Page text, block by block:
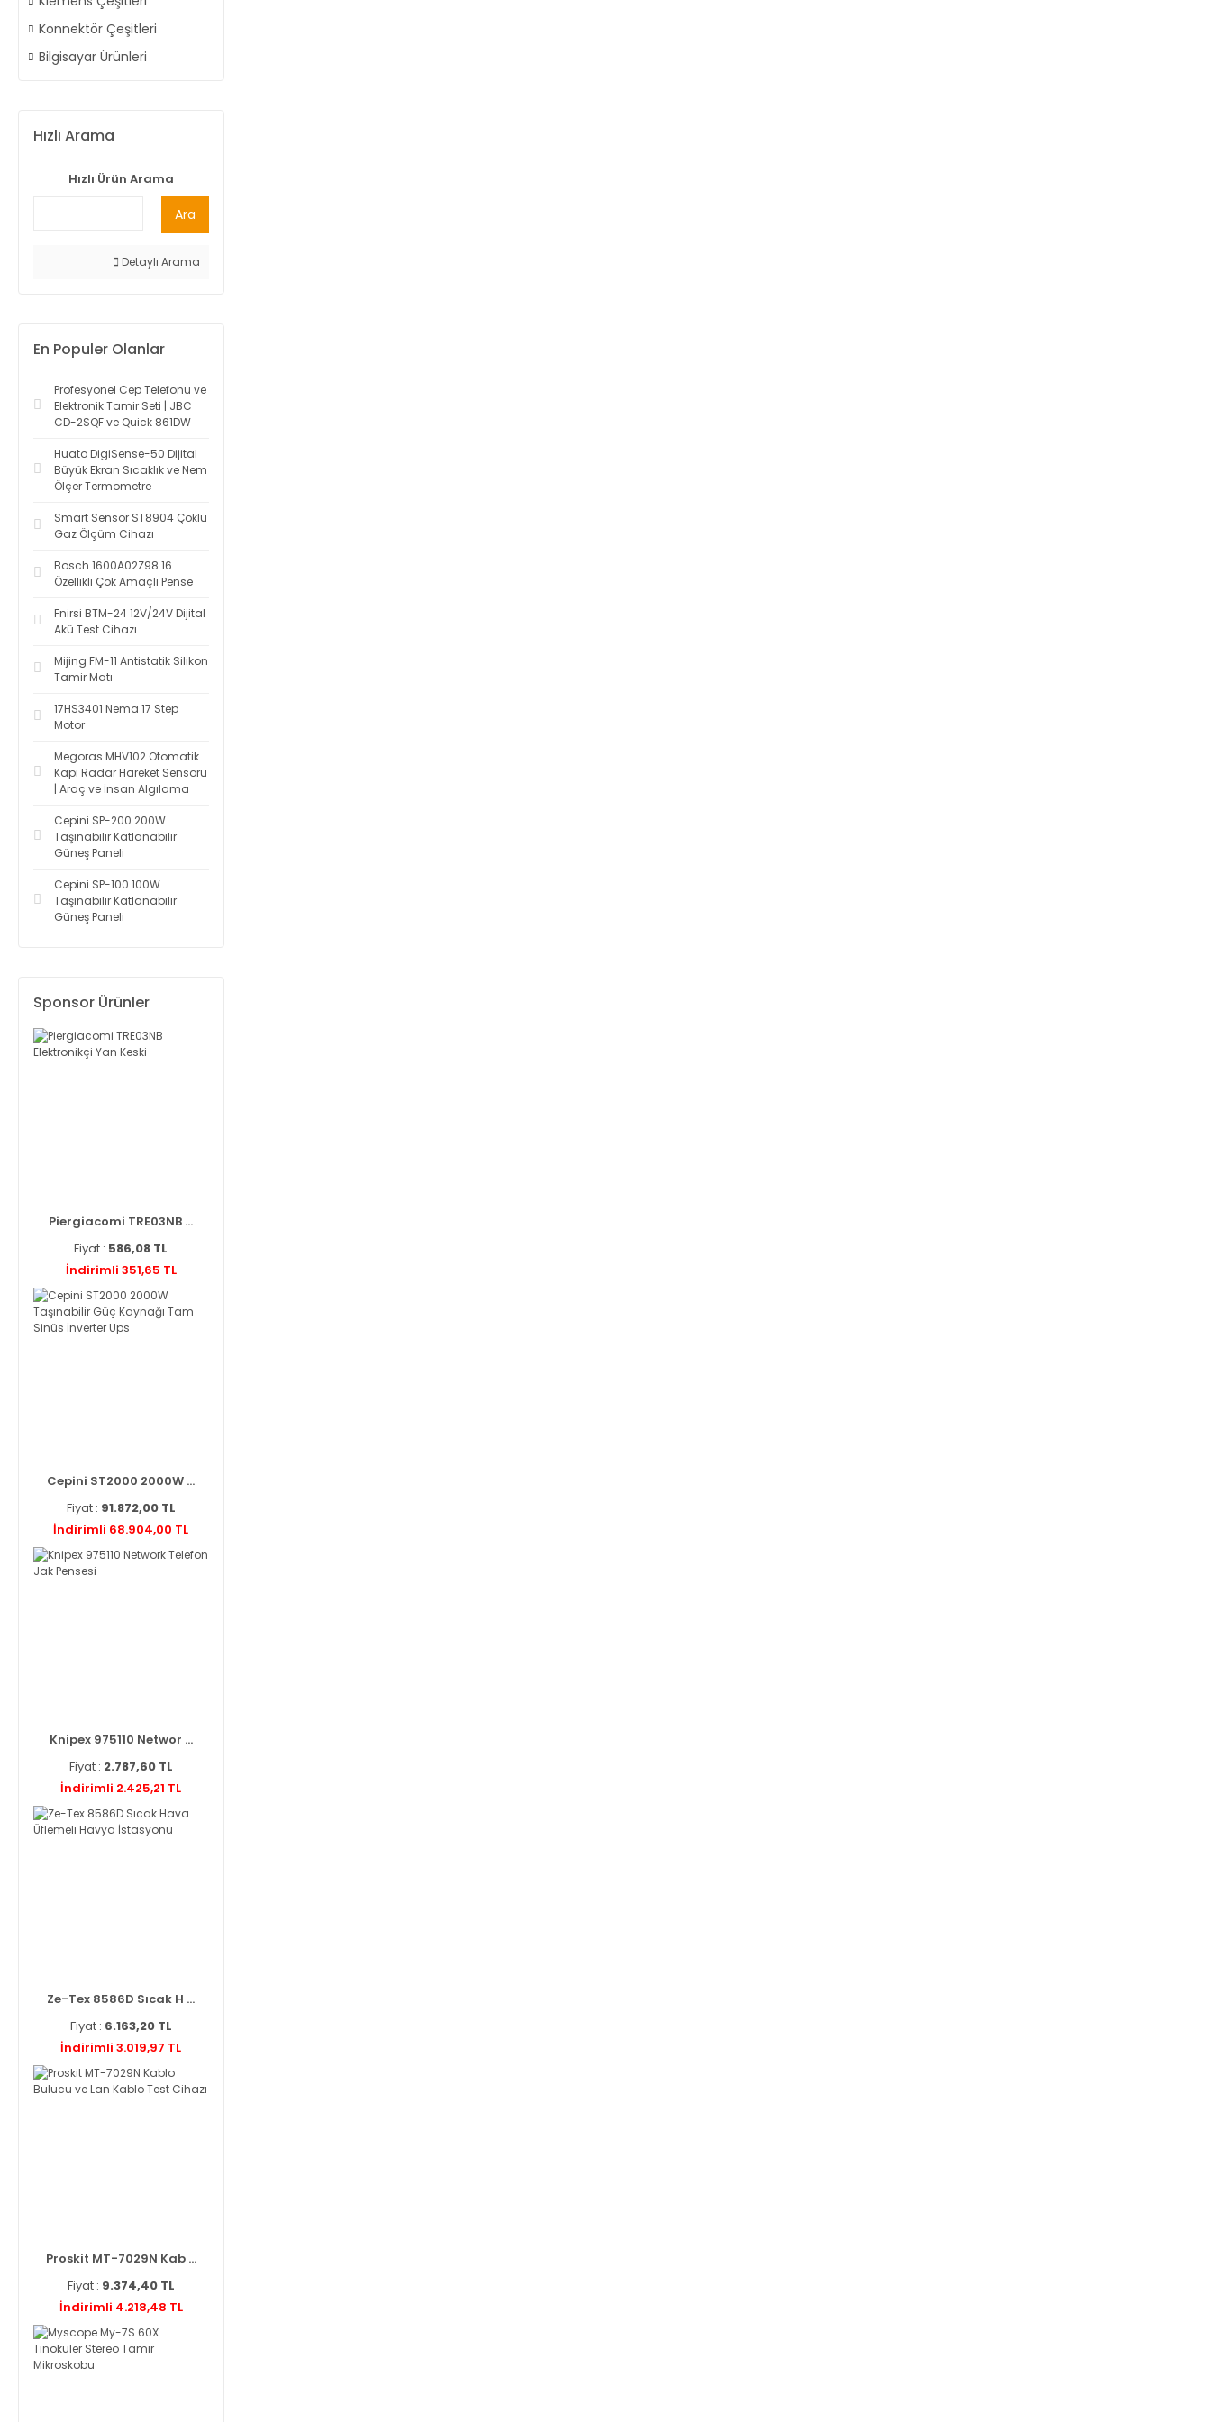
Konnektör Çeşitleri
Bilgisayar Ürünleri
Hızlı Arama
Hızlı Ürün Arama
Ara
Detaylı Arama
En Populer Olanlar
Profesyonel Cep Telefonu ve
Elektronik Tamir Seti | JBC
CD-2SQF ve Quick 861DW
Huato DigiSense-50 Dijital
Büyük Ekran Sıcaklık ve Nem
Ölçer Termometre
Smart Sensor ST8904 Çoklu
Gaz Ölçüm Cihazı
Bosch 1600A02Z98 16
Özellikli Çok Amaçlı Pense
Fnirsi BTM-24 12V/24V Dijital
Akü Test Cihazı
Mijing FM-11 Antistatik Silikon
Tamir Matı
17HS3401 Nema 17 Step
Motor
Megoras MHV102 Otomatik
Kapı Radar Hareket Sensörü
| Araç ve İnsan Algılama
Cepini SP-200 200W
Taşınabilir Katlanabilir
Güneş Paneli
Cepini SP-100 100W
Taşınabilir Katlanabilir
Güneş Paneli
Sponsor Ürünler
Piergiacomi TRE03NB ...
Fiyat : 586,08 TL
İndirimli 351,65 TL
Cepini ST2000 2000W ...
Fiyat : 91.872,00 TL
İndirimli 68.904,00 TL
Knipex 975110 Networ ...
Fiyat : 2.787,60 TL
İndirimli 2.425,21 TL
Ze-Tex 8586D Sıcak H ...
Fiyat : 6.163,20 TL
İndirimli 3.019,97 TL
Proskit MT-7029N Kab ...
Fiyat : 9.374,40 TL
İndirimli 4.218,48 TL